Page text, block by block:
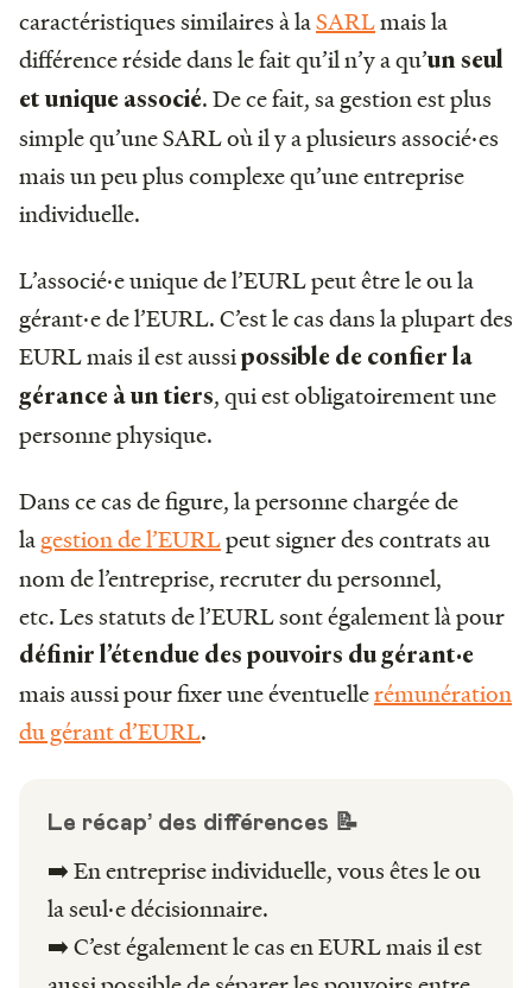
caractéristiques similaires à laSARLmais la
différence réside dans le fait qu’il n’y a qu’un seul
et unique associé. De ce fait, sa gestion est plus
simple qu’une SARL où il y a plusieurs associé·es
mais un peu plus complexe qu’une entreprise
individuelle.
L’associé·e unique de l’EURL peut être le ou la
gérant·e de l’EURL. C’est le cas dans la plupart des
EURL mais il est aussipossible de confier la
gérance à un tiers, qui est obligatoirement une
personne physique.
Dans ce cas de figure, la personne chargée de
lagestion de l’EURLpeut signer des contrats au
nom de l’entreprise, recruter du personnel,
etc. Les statuts de l’EURL sont également là pour
définir l’étendue des pouvoirs du gérant·e
mais aussi pour fixer une éventuellerémunération
du gérant d’EURL.
Le récap’ des différences 📝
➡️ En entreprise individuelle, vous êtes le ou
la seul·e décisionnaire.
➡️ C’est également le cas en EURL mais il est